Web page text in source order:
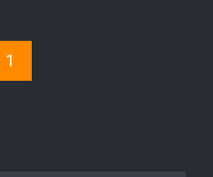
1